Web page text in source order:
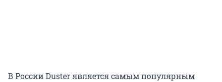
В России Duster является самым популярным